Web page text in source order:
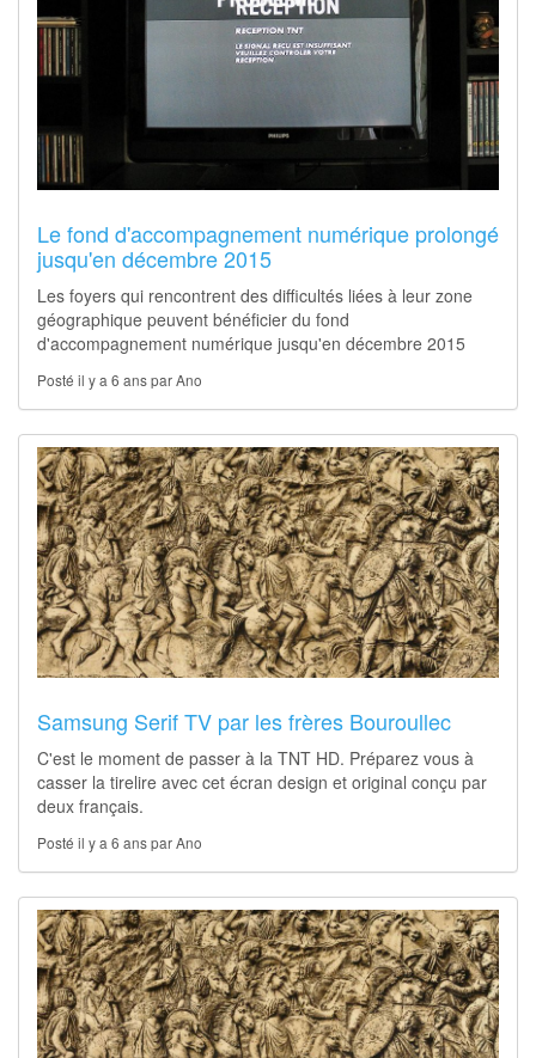
Le fond d'accompagnement numérique prolongé
jusqu'en décembre 2015
Les foyers qui rencontrent des difficultés liées à leur zone
géographique peuvent bénéficier du fond
d'accompagnement numérique jusqu'en décembre 2015
Posté il y a 6 ans par Ano
Samsung Serif TV par les frères Bouroullec
C'est le moment de passer à la TNT HD. Préparez vous à
casser la tirelire avec cet écran design et original conçu par
deux français.
Posté il y a 6 ans par Ano